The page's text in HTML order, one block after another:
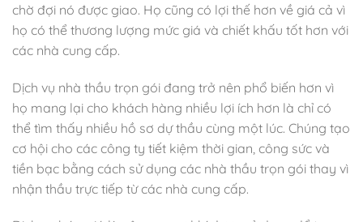
chờ đợi nó được giao. Họ cũng có lợi thế hơn về giá cả vì
họ có thể thương lượng mức giá và chiết khấu tốt hơn với
các nhà cung cấp.
Dịch vụ nhà thầu trọn gói đang trở nên phổ biến hơn vì
họ mang lại cho khách hàng nhiều lợi ích hơn là chỉ có
thể tìm thấy nhiều hồ sơ dự thầu cùng một lúc. Chúng tạo
cơ hội cho các công ty tiết kiệm thời gian, công sức và
tiền bạc bằng cách sử dụng các nhà thầu trọn gói thay vì
nhận thầu trực tiếp từ các nhà cung cấp.